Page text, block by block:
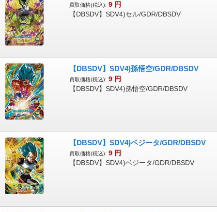
買取価格(税込): 9 円
【DBSDV】SDV4)セル/GDR/DBSDV
【DBSDV】SDV4)孫悟空/GDR/DBSDV
買取価格(税込): 9 円
【DBSDV】SDV4)孫悟空/GDR/DBSDV
【DBSDV】SDV4)ベジータ/GDR/DBSDV
買取価格(税込): 9 円
【DBSDV】SDV4)ベジータ/GDR/DBSDV